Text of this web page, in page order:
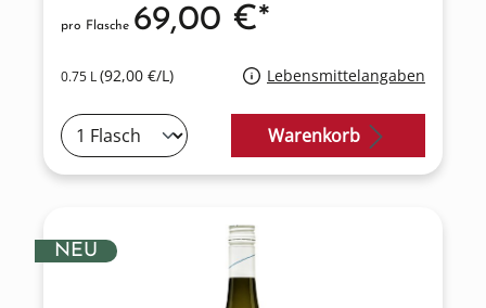
0.75 L(92,00 €/L) Lebensmittelangaben
pro Flasche 69,00 €*
Warenkorb
NEU